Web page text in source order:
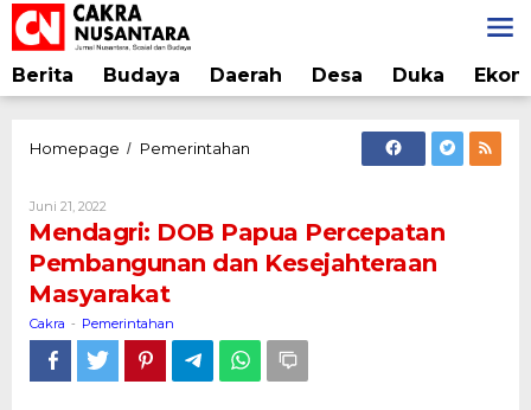
Lewati
ke
konten
Berita Budaya Daerah Desa Duka
Homepage / Pemerintahan
Pembangunan
dan
Juni 21, 2022
Cakra
Mendagri: DOB Papua Percepatan
Pembangunan dan Kesejahteraan
Masyarakat
Cakra - Pemerintahan